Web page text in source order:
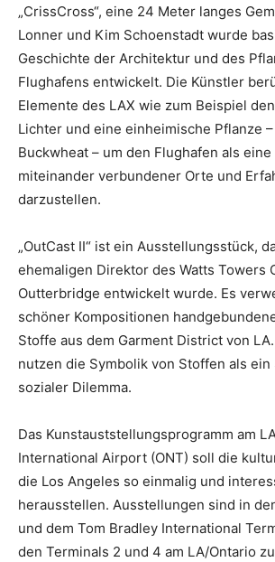
„CrissCross“, eine 24 Meter langes
Lonner und Kim Schoenstadt wurde
Geschichte der Architektur und des
Flughafens entwickelt. Die Künstler
Elemente des LAX wie zum Beispiel
Lichter und eine einheimische Pflanze
Buckwheat – um den Flughafen als
miteinander verbundener Orte und
darzustellen.
„OutCast II“ ist ein Ausstellungsstück,
ehemaligen Direktor des Watts Towers
Outterbridge entwickelt wurde. Es
schöner Kompositionen
Stoffe aus dem Garment District von
nutzen die Symbolik von Stoffen als
sozialer Dilemma.
Das Kunstauststellungsprogramm am
International Airport (ONT) soll die
die Los Angeles so einmalig und
herausstellen. Ausstellungen sind in
und dem Tom Bradley International
den Terminals 2 und 4 am LA/Ontario